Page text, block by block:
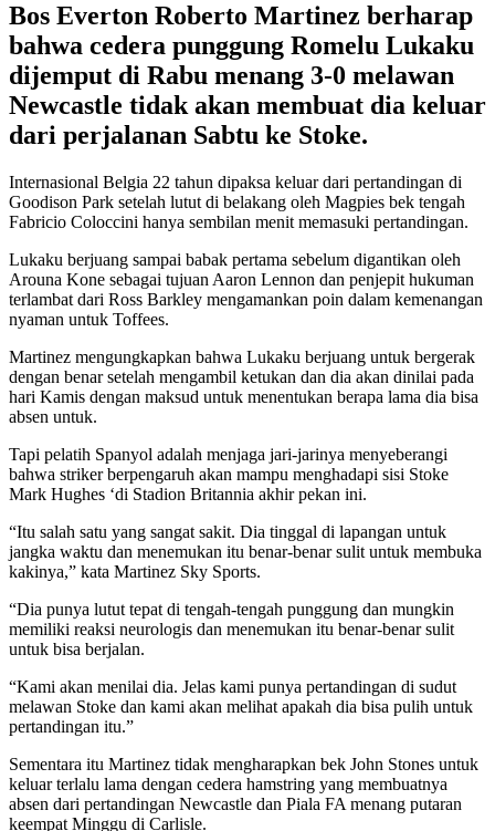
Bos Everton Roberto Martinez berharap
bahwa cedera punggung Romelu Lukaku
dijemput di Rabu menang 3-0 melawan
Newcastle tidak akan membuat dia keluar
dari perjalanan Sabtu ke Stoke.
Internasional Belgia 22 tahun dipaksa keluar dari pertandingan di
Goodison Park setelah lutut di belakang oleh Magpies bek tengah
Fabricio Coloccini hanya sembilan menit memasuki pertandingan.
Lukaku berjuang sampai babak pertama sebelum digantikan oleh
Arouna Kone sebagai tujuan Aaron Lennon dan penjepit hukuman
terlambat dari Ross Barkley mengamankan poin dalam kemenangan
nyaman untuk Toffees.
Martinez mengungkapkan bahwa Lukaku berjuang untuk bergerak
dengan benar setelah mengambil ketukan dan dia akan dinilai pada
hari Kamis dengan maksud untuk menentukan berapa lama dia bisa
absen untuk.
Tapi pelatih Spanyol adalah menjaga jari-jarinya menyeberangi
bahwa striker berpengaruh akan mampu menghadapi sisi Stoke
Mark Hughes ‘di Stadion Britannia akhir pekan ini.
“Itu salah satu yang sangat sakit. Dia tinggal di lapangan untuk
jangka waktu dan menemukan itu benar-benar sulit untuk membuka
kakinya,” kata Martinez Sky Sports.
“Dia punya lutut tepat di tengah-tengah punggung dan mungkin
memiliki reaksi neurologis dan menemukan itu benar-benar sulit
untuk bisa berjalan.
“Kami akan menilai dia. Jelas kami punya pertandingan di sudut
melawan Stoke dan kami akan melihat apakah dia bisa pulih untuk
pertandingan itu.”
Sementara itu Martinez tidak mengharapkan bek John Stones untuk
keluar terlalu lama dengan cedera hamstring yang membuatnya
absen dari pertandingan Newcastle dan Piala FA menang putaran
keempat Minggu di Carlisle.